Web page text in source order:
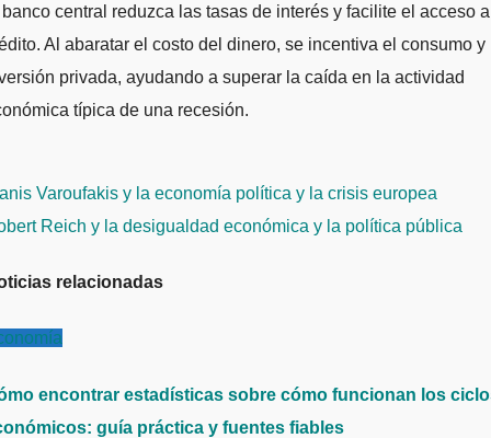
central reduzca las tasas de interés y facilite el acceso
Al abaratar el costo del dinero, se incentiva el consumo y
privada, ayudando a superar la caída en la actividad
típica de una recesión.
Varoufakis y la economía política y la crisis europea
Reich y la desigualdad económica y la política pública
relacionadas
encontrar estadísticas sobre cómo funcionan los
guía práctica y fuentes fiables